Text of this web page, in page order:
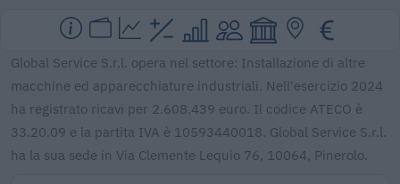
Global Service S.r.l. opera nel settore: Installazione di altre
macchine ed apparecchiature industriali. Nell'esercizio 2024
ha registrato ricavi per 2.608.439 euro. Il codice ATECO è
33.20.09 e la partita IVA è 10593440018. Global Service S.r.l.
ha la sua sede in Via Clemente Lequio 76, 10064, Pinerolo.